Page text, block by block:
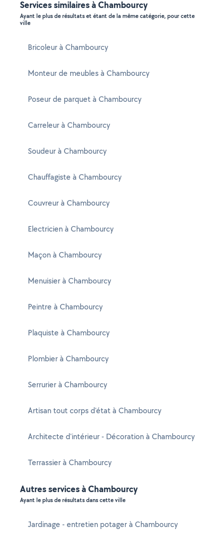
Services similaires à Chambourcy
Ayant le plus de résultats et étant de la même catégorie, pour cette
ville
Bricoleur à Chambourcy
Monteur de meubles à Chambourcy
Poseur de parquet à Chambourcy
Carreleur à Chambourcy
Soudeur à Chambourcy
Chauffagiste à Chambourcy
Couvreur à Chambourcy
Electricien à Chambourcy
Maçon à Chambourcy
Menuisier à Chambourcy
Peintre à Chambourcy
Plaquiste à Chambourcy
Plombier à Chambourcy
Serrurier à Chambourcy
Artisan tout corps d'état à Chambourcy
Architecte d'intérieur - Décoration à Chambourcy
Terrassier à Chambourcy
Autres services à Chambourcy
Ayant le plus de résultats dans cette ville
Jardinage - entretien potager à Chambourcy